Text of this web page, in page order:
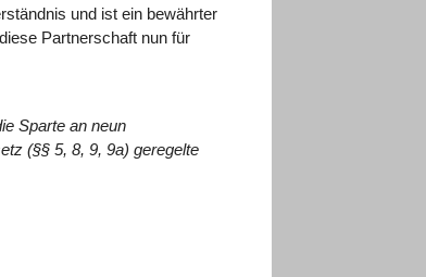
und ist ein bewährter
Partnerschaft nun für
Sparte an neun
(§§ 5, 8, 9, 9a) geregelte